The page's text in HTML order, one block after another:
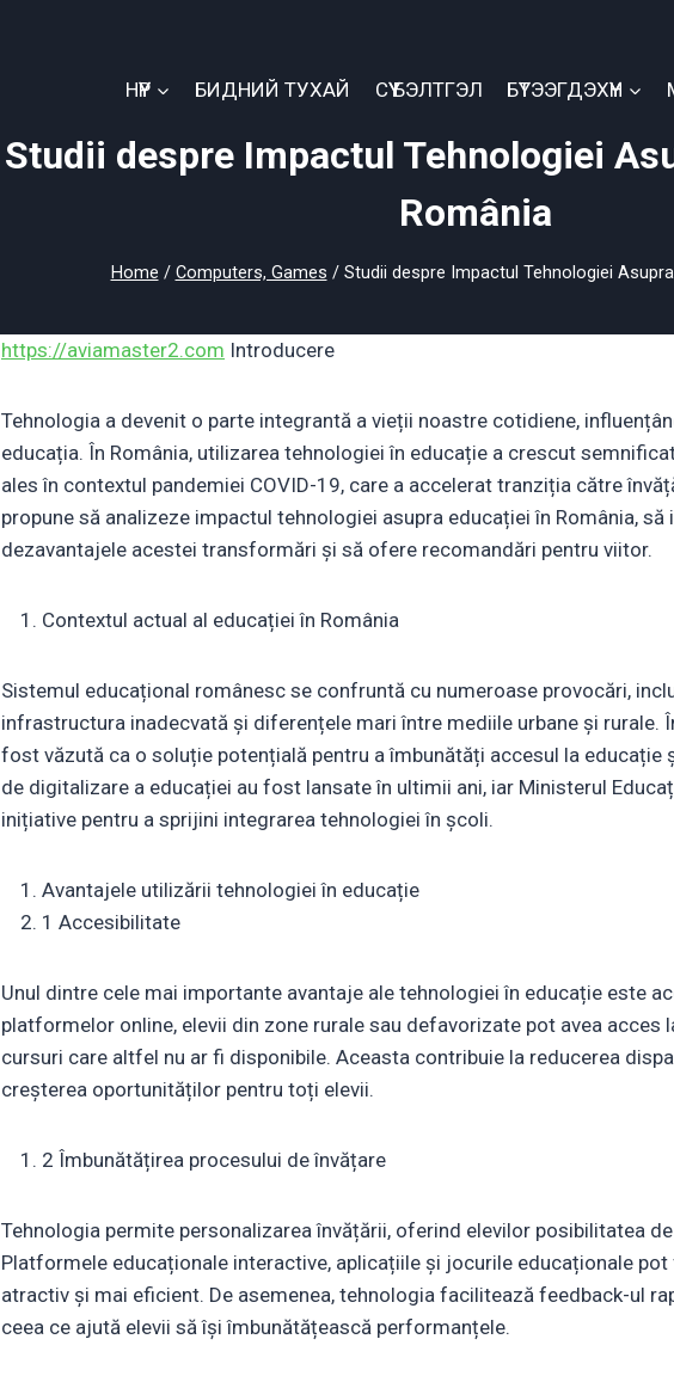
НҮҮР БИДНИЙ ТУХАЙ СҮҮ БЭЛТГЭЛ БҮТЭЭГДЭХҮҮН
Studii despre Impactul Tehnologiei
România
Home / Computers, Games / Studii despre Impactul Tehnologiei
https://aviamaster2.com Introducere
Tehnologia a devenit o parte integrantă a vieții noastre cotidiene,
educația. În România, utilizarea tehnologiei în educație a crescut
ales în contextul pandemiei COVID-19, care a accelerat tranziția către
propune să analizeze impactul tehnologiei asupra educației în România,
dezavantajele acestei transformări și să ofere recomandări pentru viitor.
Contextul actual al educației în România
Sistemul educațional românesc se confruntă cu numeroase provocări,
infrastructura inadecvată și diferențele mari între mediile urbane și rurale.
fost văzută ca o soluție potențială pentru a îmbunătăți accesul la educație
de digitalizare a educației au fost lansate în ultimii ani, iar Ministerul
inițiative pentru a sprijini integrarea tehnologiei în școli.
Avantajele utilizării tehnologiei în educație
1 Accesibilitate
Unul dintre cele mai importante avantaje ale tehnologiei în educație este
platformelor online, elevii din zone rurale sau defavorizate pot avea acces
cursuri care altfel nu ar fi disponibile. Aceasta contribuie la reducerea
creșterea oportunităților pentru toți elevii.
2 Îmbunătățirea procesului de învățare
Tehnologia permite personalizarea învățării, oferind elevilor posibilitatea
Platformele educaționale interactive, aplicațiile și jocurile educaționale
atractiv și mai eficient. De asemenea, tehnologia facilitează feedback-ul
ceea ce ajută elevii să își îmbunătățească performanțele.